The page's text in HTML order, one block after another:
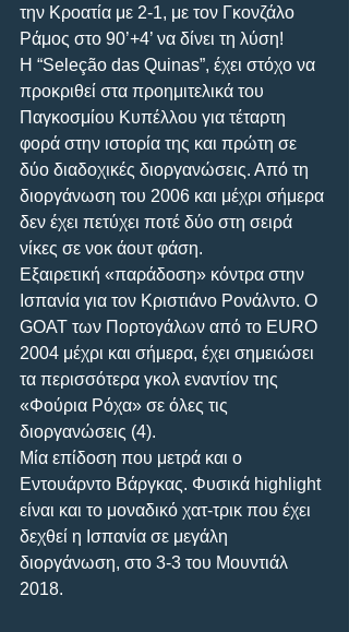
την Κροατία με 2-1, με τον Γκονζάλο
Ράμος στο 90’+4’ να δίνει τη λύση!
Η “Seleção das Quinas”, έχει στόχο να
προκριθεί στα προημιτελικά του
Παγκοσμίου Κυπέλλου για τέταρτη
φορά στην ιστορία της και πρώτη σε
δύο διαδοχικές διοργανώσεις. Από τη
διοργάνωση του 2006 και μέχρι σήμερα
δεν έχει πετύχει ποτέ δύο στη σειρά
νίκες σε νοκ άουτ φάση.
Εξαιρετική «παράδοση» κόντρα στην
Ισπανία για τον Κριστιάνο Ρονάλντο. Ο
GOAT των Πορτογάλων από το EURO
2004 μέχρι και σήμερα, έχει σημειώσει
τα περισσότερα γκολ εναντίον της
«Φούρια Ρόχα» σε όλες τις
διοργανώσεις (4).
Μία επίδοση που μετρά και ο
Εντουάρντο Βάργκας. Φυσικά highlight
είναι και το μοναδικό χατ-τρικ που έχει
δεχθεί η Ισπανία σε μεγάλη
διοργάνωση, στο 3-3 του Μουντιάλ
2018.